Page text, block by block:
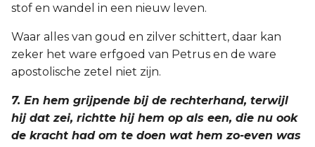
stof en wandel in een nieuw leven.
Waar alles van goud en zilver schittert, daar kan
zeker het ware erfgoed van Petrus en de ware
apostolische zetel niet zijn.
7. En hem grijpende bij de rechterhand, terwijl
hij dat zei, richtte hij hem op als een, die nu ook
de kracht had om te doen wat hem zo-even was